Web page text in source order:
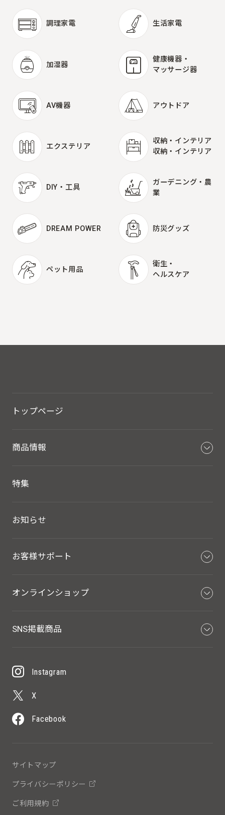
調理家電
生活家電
加湿器
健康機器・
マッサージ器
AV機器
アウトドア
エクステリア
収納・インテリア
収納・インテリア
DIY・工具
ガーデニング・農
業
DREAM POWER
防災グッズ
ペット用品
衛生・
ヘルスケア
トップページ
商品情報
特集
お知らせ
お客様サポート
オンラインショップ
SNS掲載商品
Instagram
X
Facebook
サイトマップ
プライバシーポリシー
ご利用規約